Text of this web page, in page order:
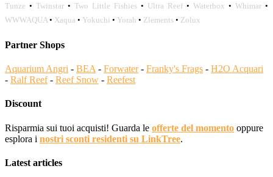
Tunze • Twinstar • Two Little Fishies • Ultra Reef • Waterbox • Whimar •
WWWAQUA • Xaqua • Yokuchi • Yorah • Zlements • Zolux
Partner Shops
Aquarium Angri - BEA - Forwater- Franky's Frags - H2O Acquari
- Ralf Reef- Reef Snow - Reefest
Discount
Risparmia sui tuoi acquisti! Guarda le offerte del momento oppure
esplora i nostri sconti residenti su LinkTree.
Latest articles